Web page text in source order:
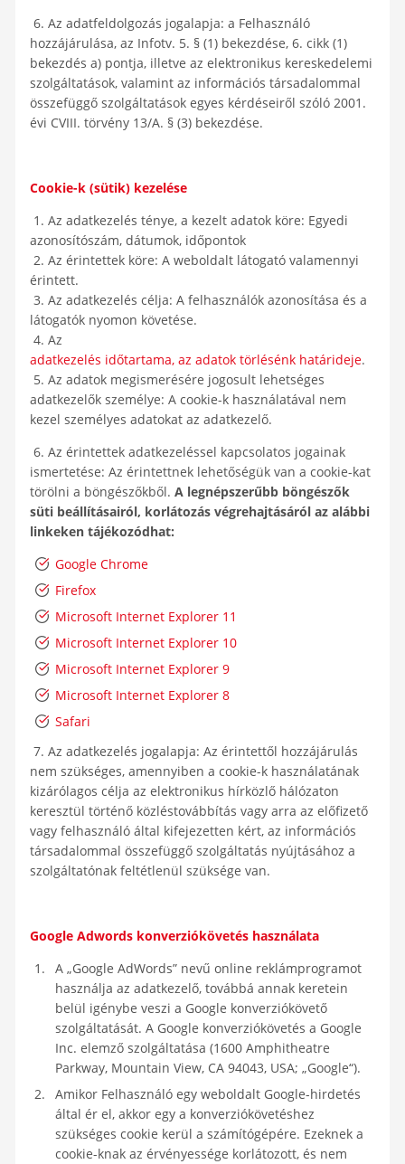
6. Az adatfeldolgozás jogalapja: a Felhasználó
hozzájárulása, az Infotv. 5. § (1) bekezdése, 6. cikk (1)
bekezdés a) pontja, illetve az elektronikus kereskedelemi
szolgáltatások, valamint az információs társadalommal
összefüggő szolgáltatások egyes kérdéseiről szóló 2001.
évi CVIII. törvény 13/A. § (3) bekezdése.
Cookie-k (sütik) kezelése
1. Az adatkezelés ténye, a kezelt adatok köre: Egyedi
azonosítószám, dátumok, időpontok
2. Az érintettek köre: A weboldalt látogató valamennyi
érintett.
3. Az adatkezelés célja: A felhasználók azonosítása és a
látogatók nyomon követése.
4. Az
adatkezelés időtartama, az adatok törlésénk határideje.
5. Az adatok megismerésére jogosult lehetséges
adatkezelők személye: A cookie-k használatával nem
kezel személyes adatokat az adatkezelő.
6. Az érintettek adatkezeléssel kapcsolatos jogainak
ismertetése: Az érintettnek lehetőségük van a cookie-kat
törölni a böngészőkből. A legnépszerűbb böngészők
süti beállításairól, korlátozás végrehajtásáról az alábbi
linkeken tájékozódhat:
Google Chrome
Firefox
Microsoft Internet Explorer 11
Microsoft Internet Explorer 10
Microsoft Internet Explorer 9
Microsoft Internet Explorer 8
Safari
7. Az adatkezelés jogalapja: Az érintettől hozzájárulás
nem szükséges, amennyiben a cookie-k használatának
kizárólagos célja az elektronikus hírközlő hálózaton
keresztül történő közléstovábbítás vagy arra az előfizető
vagy felhasználó által kifejezetten kért, az információs
társadalommal összefüggő szolgáltatás nyújtásához a
szolgáltatónak feltétlenül szüksége van.
Google Adwords konverziókövetés használata
A „Google AdWords” nevű online reklámprogramot
használja az adatkezelő, továbbá annak keretein
belül igénybe veszi a Google konverziókövető
szolgáltatását. A Google konverziókövetés a Google
Inc. elemző szolgáltatása (1600 Amphitheatre
Parkway, Mountain View, CA 94043, USA; „Google“).
Amikor Felhasználó egy weboldalt Google-hirdetés
által ér el, akkor egy a konverziókövetéshez
szükséges cookie kerül a számítógépére. Ezeknek a
cookie-knak az érvényessége korlátozott, és nem